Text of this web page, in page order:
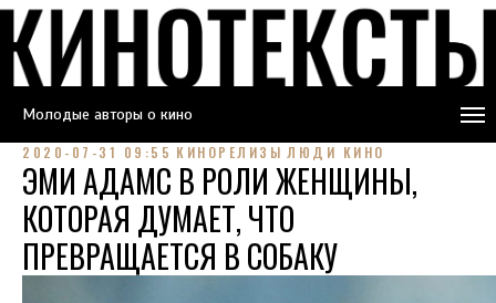
Молодые авторы о кино
2020-07-31 09:55 КИНОРЕЛИЗЫ ЛЮДИ КИНО
ЭМИ АДАМС В РОЛИ ЖЕНЩИНЫ,
КОТОРАЯ ДУМАЕТ, ЧТО
ПРЕВРАЩАЕТСЯ В СОБАКУ